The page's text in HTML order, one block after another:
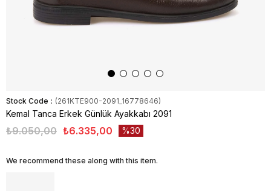
Stock Code (261KTE900-2091_16778646)
Kemal Tanca Erkek Günlük Ayakkabı 2091
₺9.050,00 ₺6.335,00 30
We recommend these along with this item.